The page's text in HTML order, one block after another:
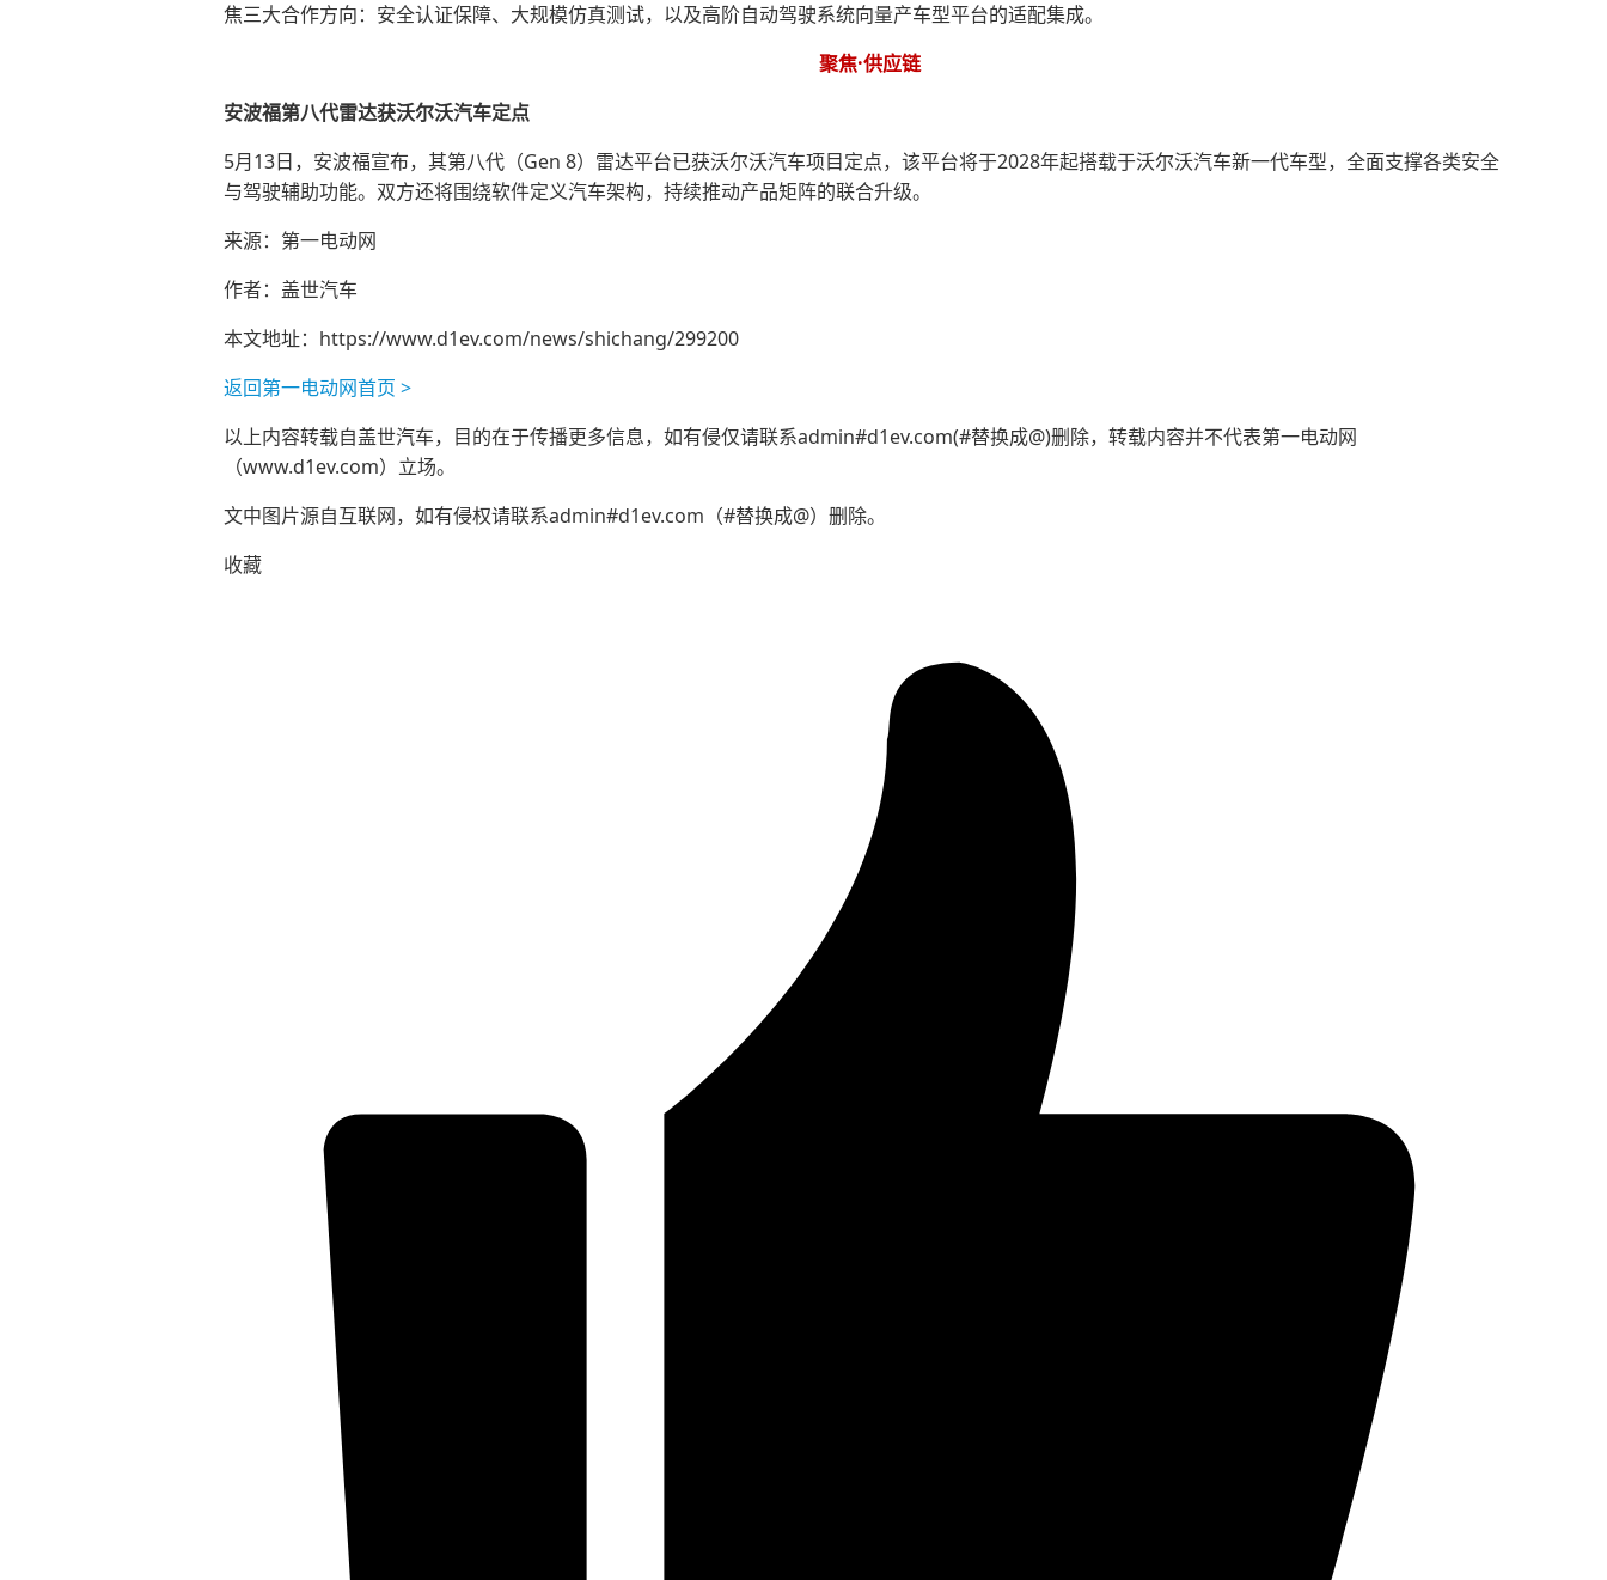
焦三大合作方向：安全认证保障、大规模仿真测试，以及高阶自动驾驶系统向量产车型平台的适配集成。
聚焦·供应链
安波福第八代雷达获沃尔沃汽车定点
5月13日，安波福宣布，其第八代（Gen 8）雷达平台已获沃尔沃汽车项目定点，该平台将于2028年起搭载于沃尔沃汽车新一代车型，全面支撑各类安全
与驾驶辅助功能。双方还将围绕软件定义汽车架构，持续推动产品矩阵的联合升级。
来源：第一电动网
作者：盖世汽车
本文地址： https://www.d1ev.com/news/shichang/299200
返回第一电动网首页 >
以上内容转载自盖世汽车，目的在于传播更多信息，如有侵仅请联系admin#d1ev.com(#替换成@)删除，转载内容并不代表第一电动网
（www.d1ev.com）立场。
文中图片源自互联网，如有侵权请联系admin#d1ev.com（#替换成@）删除。
收藏